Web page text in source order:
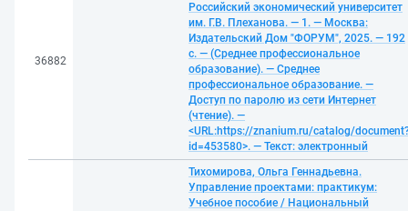
36882
Российский экономический университет
им. Г.В. Плеханова. — 1. — Москва:
Издательский Дом "ФОРУМ", 2025. — 192
с. — (Среднее профессиональное
образование). — Среднее
профессиональное образование. —
Доступ по паролю из сети Интернет
(чтение). —
<URL:https://znanium.ru/catalog/
id=453580>. — Текст: электронный
Тихомирова, Ольга Геннадьевна.
Управление проектами: практикум:
Учебное пособие / Национальный